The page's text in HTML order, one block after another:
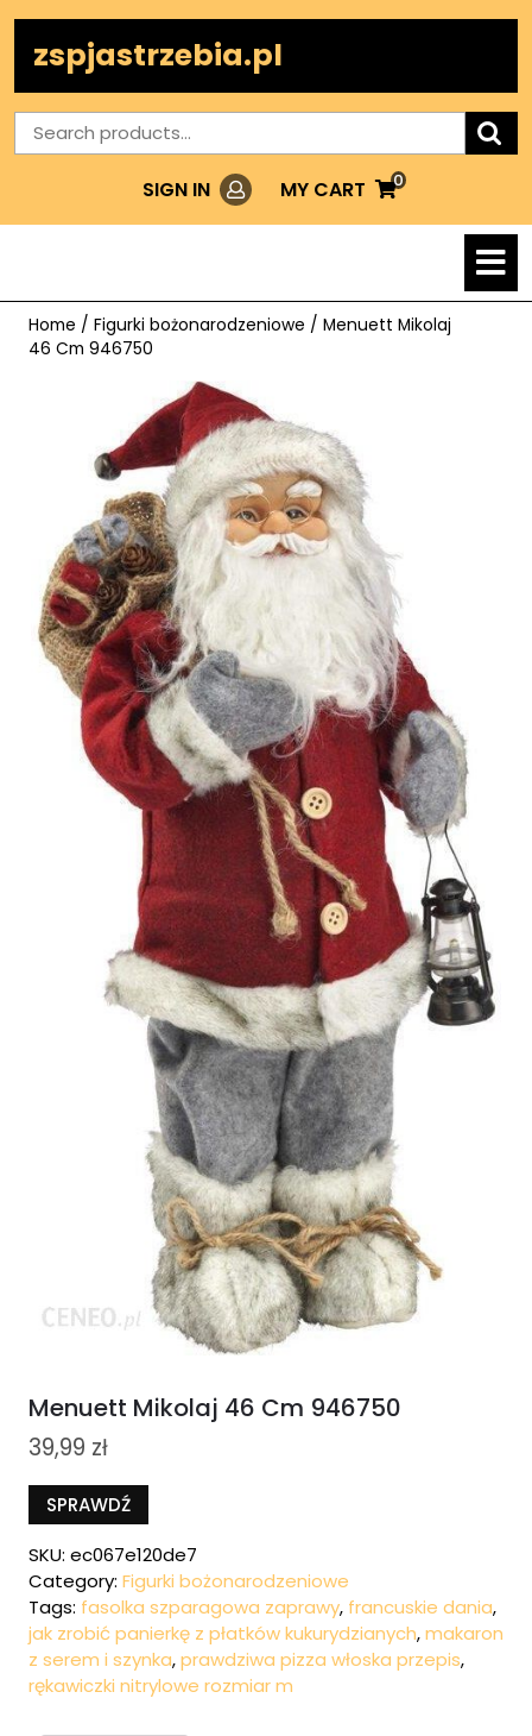
contentzspjastrzebia.pl
Search
for:
SIGN IN LoginMY CART
MY
0
Home / Figurki bożonarodzeniowe / Menuett Mikolaj
46 Cm 946750
Menuett Mikolaj 46 Cm 946750
39,99 zł
SPRAWDŹ
SKU: ec067e120de7
Category: Figurki bożonarodzeniowe
Tags: fasolka szparagowa zaprawy, francuskie dania,
jak zrobić panierkę z płatków kukurydzianych,makaron
z serem i szynka,prawdziwa pizza włoska przepis,
rękawiczki nitrylowe rozmiar m